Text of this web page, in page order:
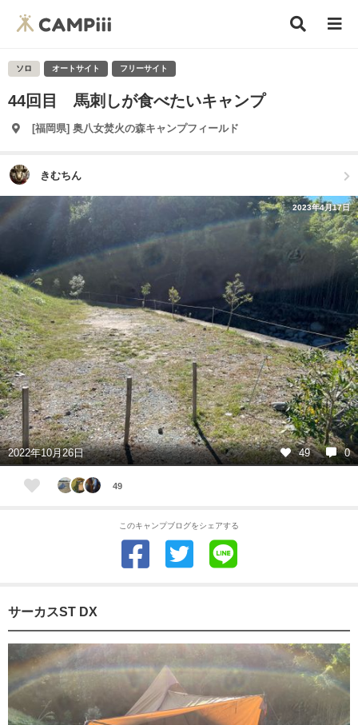
ソロ オートサイト フリーサイト
44回目 馬刺しが食べたいキャンプ
[福岡県] 奥八女焚火の森キャンプフィールド
きむちん
2023年4月17日
2022年10月26日 49 0
49
このキャンプブログをシェアする
サーカスST DX